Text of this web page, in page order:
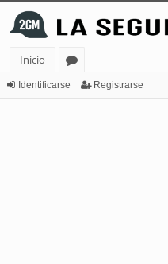
Inicio
or
Identificarse Registrarse